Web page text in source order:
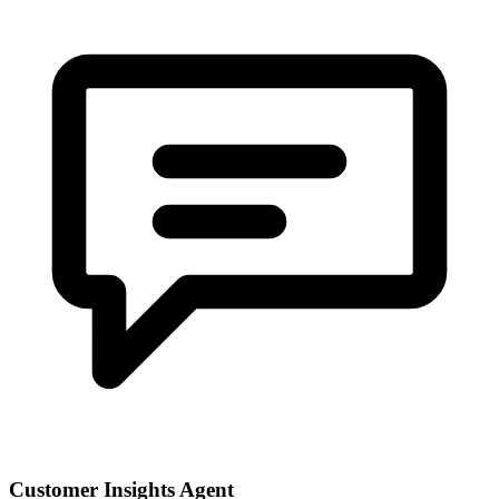
Customer Insights Agent